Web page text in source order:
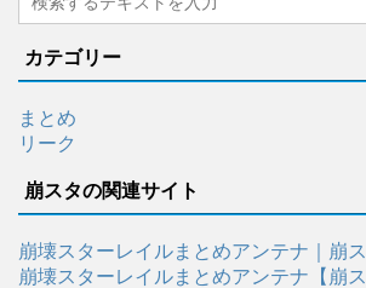
カテゴリー
まとめ
リーク
崩スタの関連サイト
崩壊スターレイルまとめアンテナ｜崩
崩壊スターレイルまとめアンテナ【崩ス